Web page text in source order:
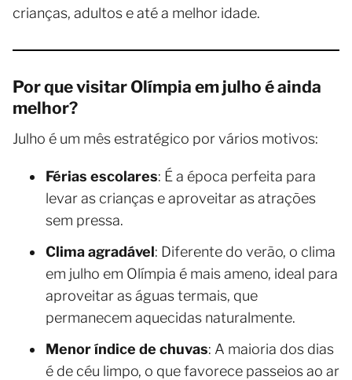
crianças, adultos e até a melhor idade.
Por que visitar Olímpia em julho é ainda
melhor?
Julho é um mês estratégico por vários motivos:
Férias escolares: É a época perfeita para
levar as crianças e aproveitar as atrações
sem pressa.
Clima agradável: Diferente do verão, o clima
em julho em Olímpia é mais ameno, ideal para
aproveitar as águas termais, que
permanecem aquecidas naturalmente.
Menor índice de chuvas: A maioria dos dias
é de céu limpo, o que favorece passeios ao ar